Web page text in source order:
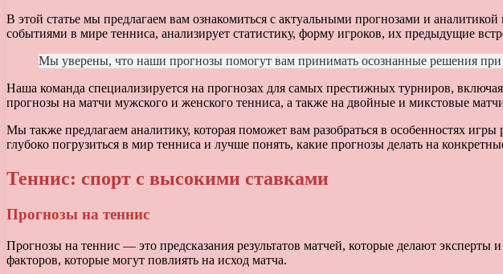
В этой статье мы предлагаем вам ознакомиться с актуальными прогнозами и
событиями в мире тенниса, анализирует статистику, форму игроков, их предыдущие
Мы уверены, что наши прогнозы помогут вам принимать осознанные решения
Наша команда специализируется на прогнозах для самых престижных турниров,
прогнозы на матчи мужского и женского тенниса, а также на двойные и микстовые
Мы также предлагаем аналитику, которая поможет вам разобраться в особенностях
глубоко погрузиться в мир тенниса и лучше понять, какие прогнозы делать на
Теннис: спорт с высокими ставками
Прогнозы на теннис
Прогнозы на теннис — это предсказания результатов матчей, которые делают
факторов, которые могут повлиять на исход матча.